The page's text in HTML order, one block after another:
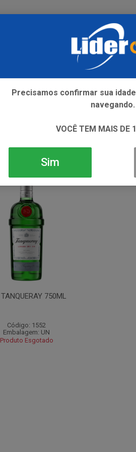
750ML
Código: 1552
Embalagem: UN
Produto Esgotado
Precisamos confirmar sua
navegando.
VOCÊ TEM MAIS DE
Sim